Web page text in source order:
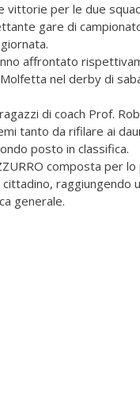
vittorie per le due
gare di
affrontato
Molfetta nel derby di
di coach Prof.
tanto da rifilare ai
posto in classifica.
composta per lo
raggiungendo
generale.